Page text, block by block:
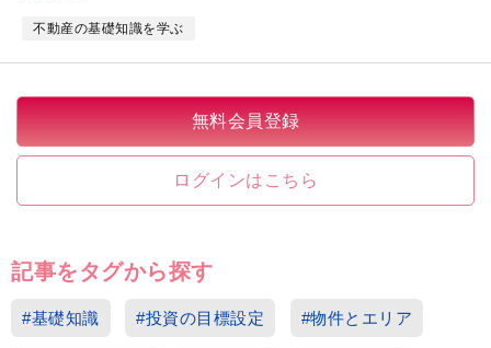
不動産の基礎知識を学ぶ
無料会員登録
ログインはこちら
記事をタグから探す
#基礎知識 #投資の目標設定 #物件とエリア